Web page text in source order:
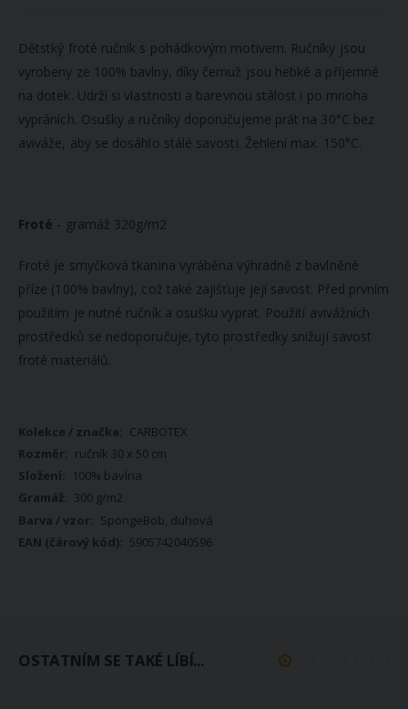
Dětstký froté ručník s pohádkovým motivem. Ručníky jsou
vyrobeny ze 100% bavlny, díky čemuž jsou hebké a příjemné
na dotek. Udrží si vlastnosti a barevnou stálost i po mnoha
vypráních. Osušky a ručníky doporučujeme prát na 30°C bez
aviváže, aby se dosáhlo stálé savosti. Žehlení max. 150°C.
Froté - gramáž 320g/m2
Froté je smyčková tkanina vyráběna výhradně z bavlněné
příze (100% bavlny), což také zajišťuje její savost. Před prvním
použitím je nutné ručník a osušku vyprat. Použití avivážních
prostředků se nedoporučuje, tyto prostředky snižují savost
froté materiálů.
Více
informací
CARBOTEX
ručník 30 x 50 cm
100% bavlna
300 g/m2
SpongeBob, duhová
5905742040596
OSTATNÍM SE TAKÉ LÍBÍ...